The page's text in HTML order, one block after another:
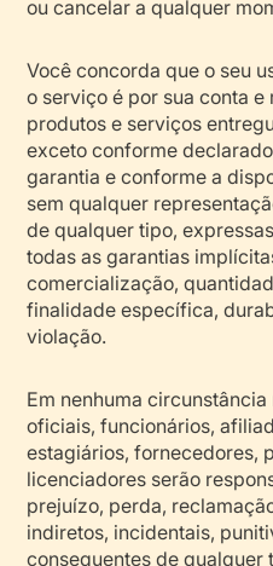
ou cancelar a qualquer
Você concorda que o seu
o serviço é por sua conta
produtos e serviços
exceto conforme
garantia e conforme a
sem qualquer
de qualquer tipo,
todas as garantias
comercialização,
finalidade específica,
violação.
Em nenhuma
oficiais, funcionários,
estagiários, fornecedores,
licenciadores serão
prejuízo, perda,
indiretos, incidentais,
consequentes de qualquer